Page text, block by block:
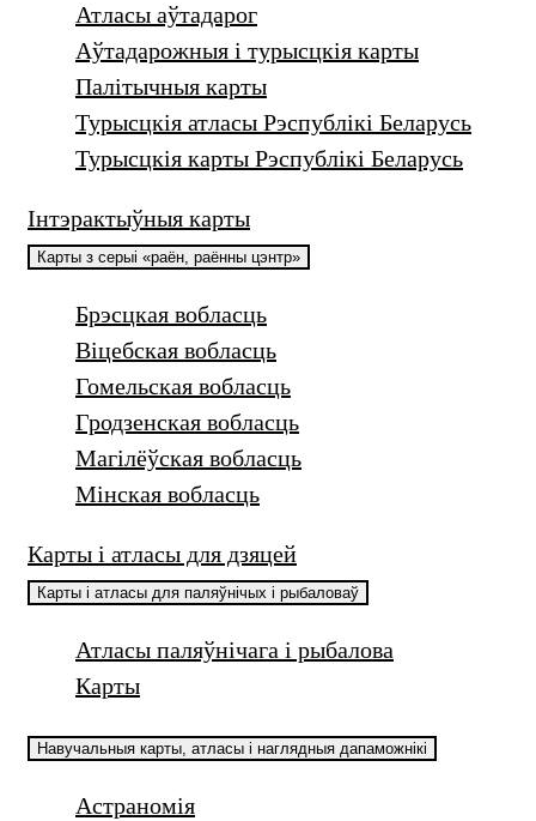
Атласы аўтадарог
Аўтадарожныя і турысцкiя карты
Палiтычныя карты
Турысцкія атласы Рэспублікі Беларусь
Турысцкія карты Рэспублікі Беларусь
Інтэрактыўныя карты
Карты з серыі «раён, раённы цэнтр»
Брэсцкая вобласць
Віцебская вобласць
Гомельская вобласць
Гродзенская вобласць
Магілёўская вобласць
Мінская вобласць
Карты і атласы для дзяцей
Карты і атласы для паляўнічых і рыбаловаў
Атласы паляўнічага і рыбалова
Карты
Навучальныя карты, атласы і наглядныя дапаможнікі
Астраномія